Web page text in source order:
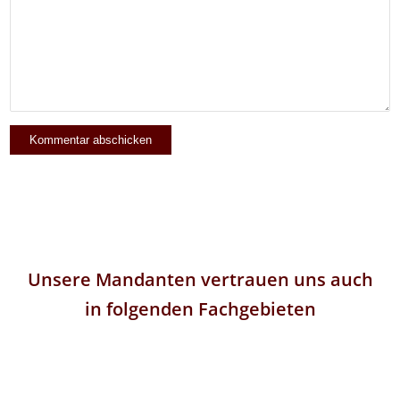
Unsere Mandanten vertrauen uns auch
in folgenden Fachgebieten